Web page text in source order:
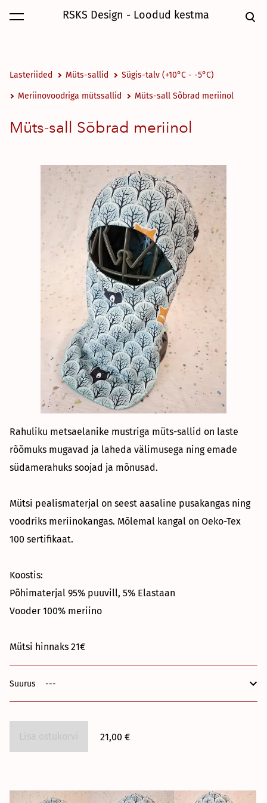
RSKS Design - Loodud kestma
lisati ostukorvi. Vaata ostukorvi
Lasteriided Müts-sallid Sügis-talv (+10°C - -5°C)
Meriinovoodriga mütssallid Müts-sall Sõbrad meriinol
Müts-sall Sõbrad meriinol
Rahuliku metsaelanike mustriga müts-sallid on laste
rõõmuks mugavad ja laheda välimusega ning emade
südamerahuks soojad ja mõnusad.
Mütsi pealismaterjal on seest aasaline pusakangas ning
voodriks meriinokangas. Mõlemal kangal on Oeko-Tex
100 sertifikaat.
Koostis:
Põhimaterjal 95% puuvill, 5% Elastaan
Vooder 100% meriino
Mütsi hinnaks 21€
Suurus
21,00 €